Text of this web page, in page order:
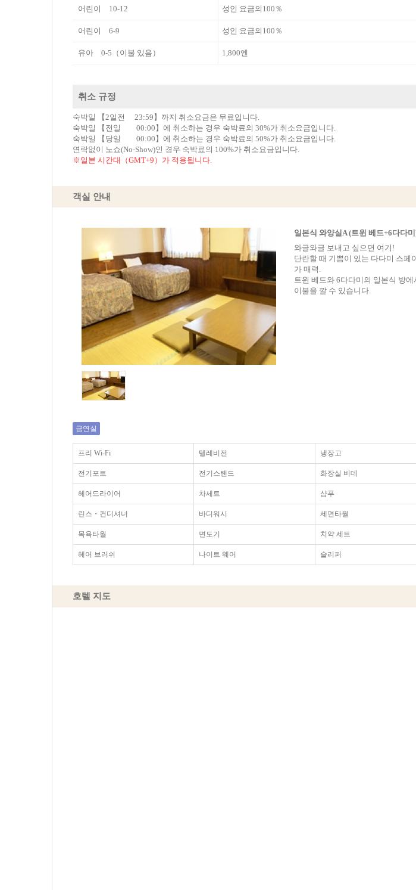
어린이 10-12 성인 요금의100％
어린이 6-9 성인 요금의100％
유아 0-5（이불 있음） 1,800엔
취소 규정
숙박일 【2일전 23:59】까지 취소요금은 무료입니다.
숙박일 【전일 00:00】에 취소하는 경우 숙박료의 30%가 취소요금입니다.
숙박일 【당일 00:00】에 취소하는 경우 숙박료의 50%가 취소요금입니다.
연락없이 노쇼(No-Show)인 경우 숙박료의 100%가 취소요금입니다.
※일본 시간대（GMT+9）가 적용됩니다.
객실 안내
일본식 와양실A (트윈 베드+6다다
와글와글 보내고 싶으면 여기!
단란할 때 기쁨이 있는 다다미 스페
가 매력.
트윈 베드와 6다다미의 일본식 방에
이불을 깔 수 있습니다.
금연실
프리 Wi-Fi 텔레비전 냉장고
전기포트 전기스탠드 화장실 비데
헤어드라이어 차세트 샴푸
린스・컨디셔너 바디워시 세면타월
목욕타월 면도기 치약 세트
헤어 브러쉬 나이트 웨어 슬리퍼
호텔 지도